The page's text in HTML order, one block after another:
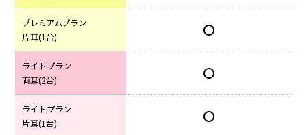
プレミアムプラン
片耳(1台)
〇
ライトプラン
両耳(2台)
〇
ライトプラン
片耳(1台)
〇